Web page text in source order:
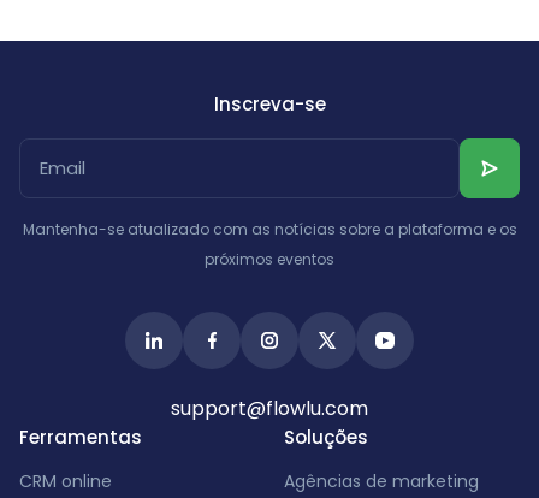
Ferramentas
CRM online
Soluções
Agências de marketing
Inscreva-se
Mantenha-se atualizado com as notícias sobre a plataforma e os
próximos eventos
support@flowlu.com